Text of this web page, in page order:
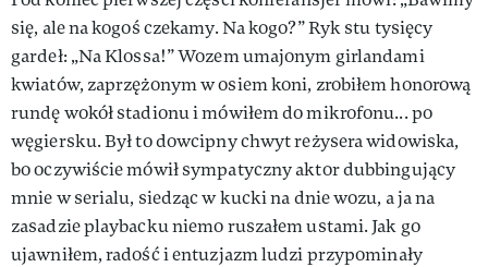
się, ale na kogoś czekamy. Na kogo?” Ryk stu tysięcy
gardeł: „Na Klossa!” Wozem umajonym girlandami
kwiatów, zaprzężonym w osiem koni, zrobiłem honorową
rundę wokół stadionu i mówiłem do mikrofonu... po
węgiersku. Był to dowcipny chwyt reżysera widowi­ska,
bo oczywiście mówił sympa­tyczny aktor dubbingujący
mnie w serialu, siedząc w kucki na dnie wozu, a ja na
zasadzie playbacku niemo ruszałem ustami. Jak go
ujawniłem, radość i entuzjazm ludzi przypominały